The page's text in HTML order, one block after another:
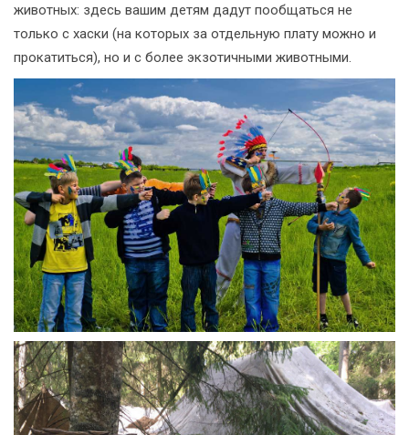
животных: здесь вашим детям дадут пообщаться не
только с хаски (на которых за отдельную плату можно и
прокатиться), но и с более экзотичными животными.